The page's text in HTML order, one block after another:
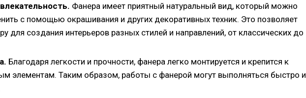
Фанера имеет приятный натуральный вид, который можно
с помощью окрашивания и других декоративных техник. Это позволяет
для создания интерьеров разных стилей и направлений, от классических до
Благодаря легкости и прочности, фанера легко монтируется и крепится к
элементам. Таким образом, работы с фанерой могут выполняться быстро и